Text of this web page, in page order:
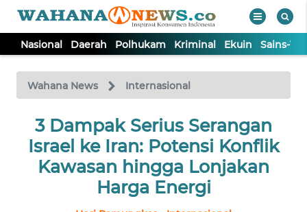
Nasional Daerah Polhukam Kriminal Ekuin Sains-
Wahana News Internasional
3 Dampak Serius Serangan
Israel ke Iran: Potensi Konflik
Kawasan hingga Lonjakan
Harga Energi
TV
Tutup
NASIONAL
DAERAH